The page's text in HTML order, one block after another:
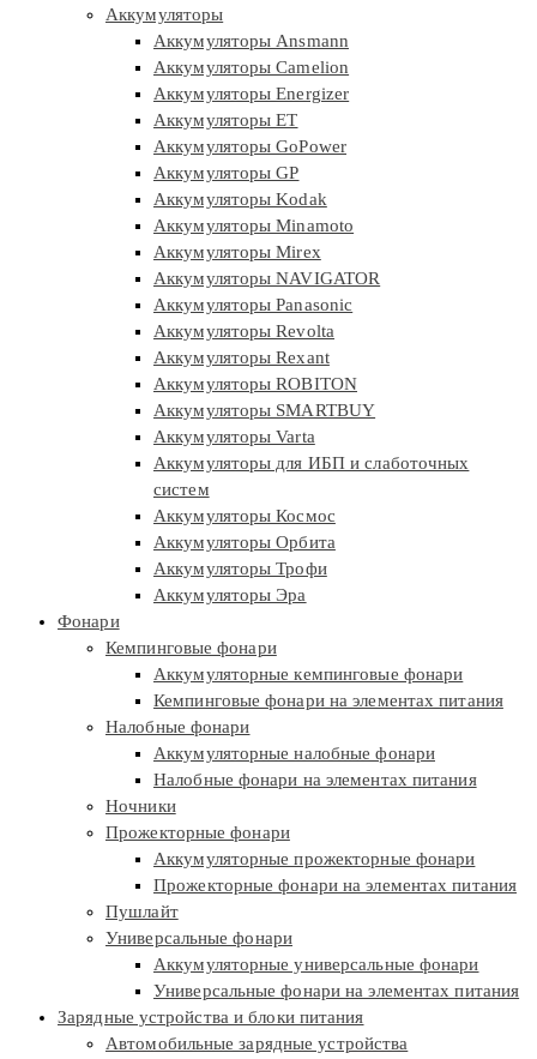
Аккумуляторы
Аккумуляторы Ansmann
Аккумуляторы Camelion
Аккумуляторы Energizer
Аккумуляторы ET
Аккумуляторы GoPower
Аккумуляторы GP
Аккумуляторы Kodak
Аккумуляторы Minamoto
Аккумуляторы Mirex
Аккумуляторы NAVIGATOR
Аккумуляторы Panasonic
Аккумуляторы Revolta
Аккумуляторы Rexant
Аккумуляторы ROBITON
Аккумуляторы SMARTBUY
Аккумуляторы Varta
Аккумуляторы для ИБП и слаботочных
систем
Аккумуляторы Космос
Аккумуляторы Орбита
Аккумуляторы Трофи
Аккумуляторы Эра
Фонари
Кемпинговые фонари
Аккумуляторные кемпинговые фонари
Кемпинговые фонари на элементах питания
Налобные фонари
Аккумуляторные налобные фонари
Налобные фонари на элементах питания
Ночники
Прожекторные фонари
Аккумуляторные прожекторные фонари
Прожекторные фонари на элементах питания
Пушлайт
Универсальные фонари
Аккумуляторные универсальные фонари
Универсальные фонари на элементах питания
Зарядные устройства и блоки питания
Автомобильные зарядные устройства